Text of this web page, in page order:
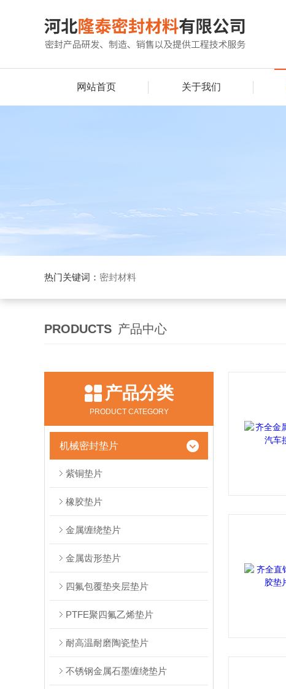
网站首页 关于我们
热门关键词： 密封材料
PRODUCTS 产品中心
产品分类
PRODUCT CATEGORY
机械密封垫片
紫铜垫片
橡胶垫片
金属缠绕垫片
金属齿形垫片
四氟包覆垫夹层垫片
PTFE聚四氟乙烯垫片
耐高温耐磨陶瓷垫片
不锈钢金属石墨缠绕垫片